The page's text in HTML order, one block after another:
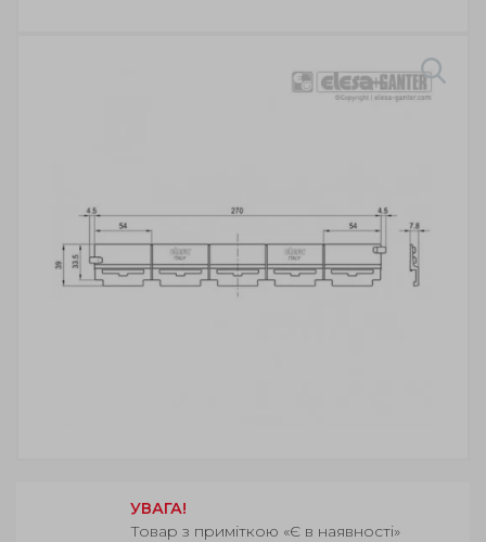
УВАГА!
Товар з приміткою «Є в наявності»